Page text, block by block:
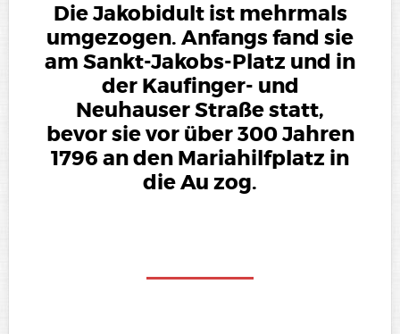
Die Jakobidult ist mehrmals
umgezogen. Anfangs fand sie
am Sankt-Jakobs-Platz und in
der Kaufinger- und
Neuhauser Straße statt,
bevor sie vor über 300 Jahren
1796 an den Mariahilfplatz in
die Au zog.